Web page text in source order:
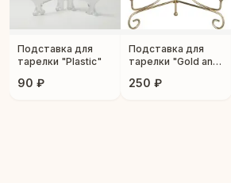
Подставка для
тарелки "Plastic"
90 ₽
Подставка для
тарелки "Gold and
250 ₽